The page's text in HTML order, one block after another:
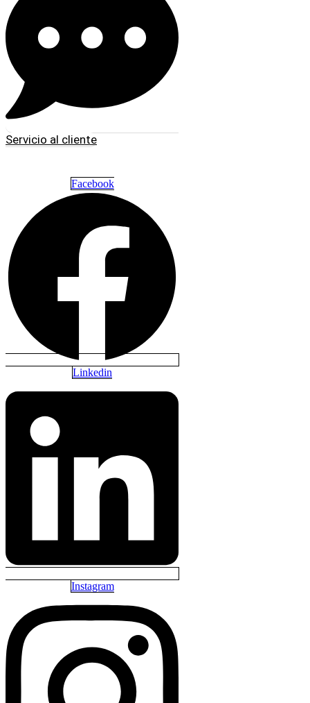
Servicio al cliente
Facebook
Linkedin
Instagram